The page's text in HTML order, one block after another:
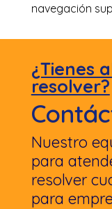
navegación
¿Tienes
resolver?
Nuestro
para
resolver
para